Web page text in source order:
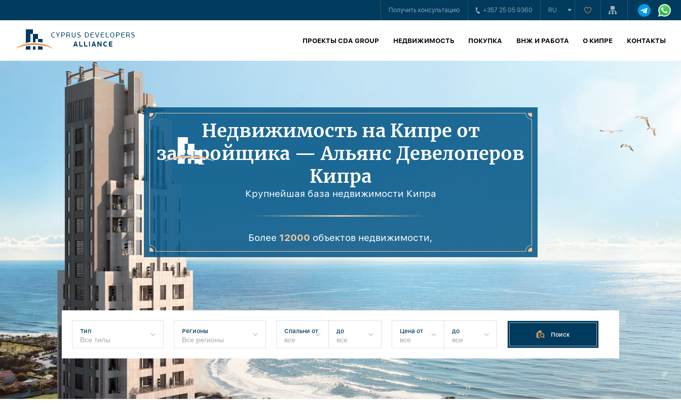
Получить консультацию +357 25 05 9360 RU
ПРОЕКТЫ CDA GROUP НЕДВИЖИМОСТЬ ПОКУПКА ВНЖ И РАБОТА О КИПРЕ КОНТАКТЫ
Недвижимость на Кипре от
застройщика — Альянс Девелоперов
Кипра
Крупнейшая база недвижимости Кипра
Более 12000 объектов недвижимости,
Тип Регионы Спальни от до Цена от до Поиск